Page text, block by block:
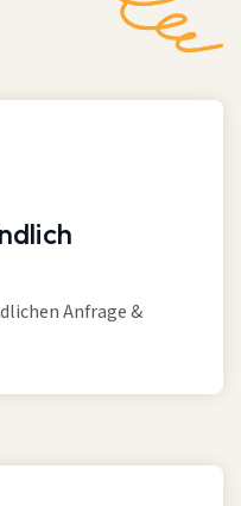
Anfrage &